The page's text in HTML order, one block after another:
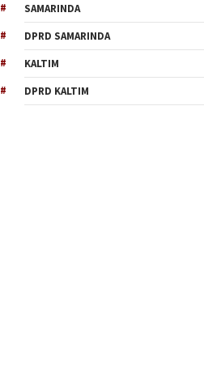
SAMARINDA
DPRD SAMARINDA
KALTIM
DPRD KALTIM